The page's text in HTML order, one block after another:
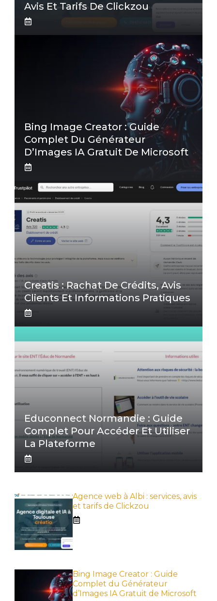
Avis Et Tarifs De Clickzou
Bing Image Creator : Guide
Complet Du Générateur
D’Images IA Gratuit De Microsoft
Creatis : Rachat De Crédits, Avis
Clients Et Informations Pratiques
Educonnect Normandie : Guide
Complet Pour Accéder Et Utiliser
La Plateforme
Agence web à Albi : services, avis
et tarifs de Clickzou
Bing Image Creator : Guide
Complet du Générateur
d’Images IA Gratuit de Microsoft